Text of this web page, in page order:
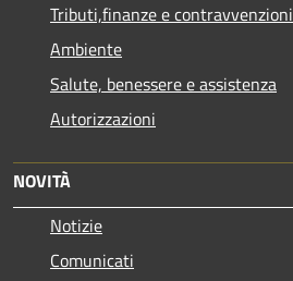
Tributi,finanze e contravvenzioni
Ambiente
Salute, benessere e assistenza
Autorizzazioni
NOVITÀ
Notizie
Comunicati